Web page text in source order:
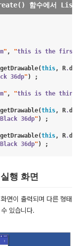
" , "this is the first
getDrawable(this, R.
36dp" ) ;
" , "this is the third
getDrawable(this, R.
36dp" ) ;
getDrawable(this, R.
36dp" ) ;
행 화면
면이 출력되며 다른 형태
있습니다.